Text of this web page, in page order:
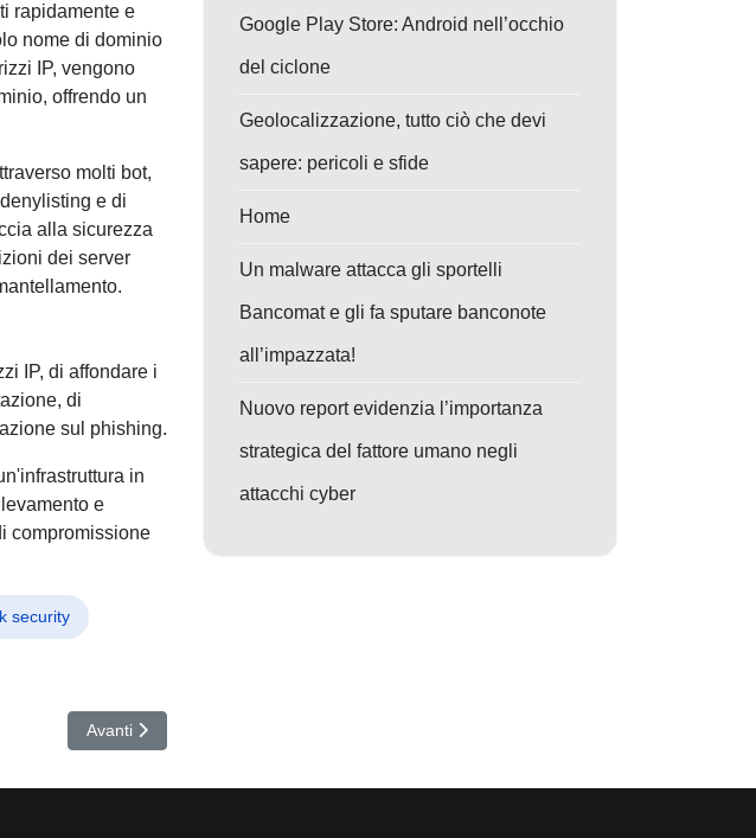
rapidamente e
nome di dominio
IP, vengono
offrendo un
molti bot,
e di
alla sicurezza
dei server
IP, di affondare i
di
sul phishing.
in
e
compromissione
security
compromessiArticolo successivo: Cyber Attacchi Globali: UNC5221 e EncryptHub minacciano la
Avanti
Google Play Store: Android nell’occhio
del ciclone
Geolocalizzazione, tutto ciò che devi
sapere: pericoli e sfide
Home
Un malware attacca gli sportelli
Bancomat e gli fa sputare banconote
all’impazzata!
Nuovo report evidenzia l’importanza
strategica del fattore umano negli
attacchi cyber